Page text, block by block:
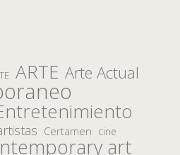
ARTE Arte Actual
Certamen cine
art